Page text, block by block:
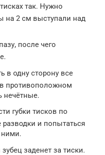
так. Нужно
на 2 см выступали над
после чего
в одну сторону все
противоположном
нечётные.
губки тисков по
и попытаться
ними.
заденет за тиски.